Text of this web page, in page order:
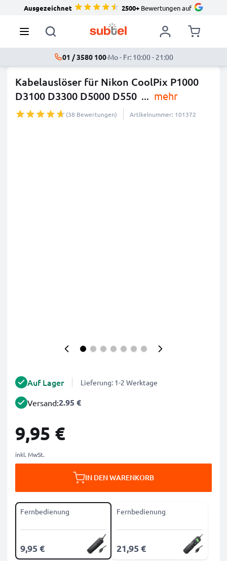
Ausgezeichnet 2500+Bewertungen auf
01 / 3580 100·Mo - Fr: 10:00 - 21:00
Kabelauslöser für Nikon CoolPix P1000
D3100 D3300 D5000 D550 ... mehr
(38 Bewertungen) Artikelnummer: 101372
Auf Lager Lieferung: 1-2 Werktage
Versand:2.95 €
9,95 €
inkl. MwSt.
IN DEN WARENKORB
Fernbedienung
9,95 €
Fernbedienung
21,95 €